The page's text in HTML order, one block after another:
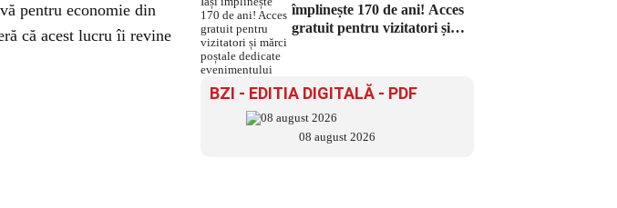
pentru economie din
că acest lucru îi revine
împlinește 170 de ani! Acces
gratuit pentru vizitatori și
BZI - EDITIA DIGITALĂ - PDF
08 august 2026